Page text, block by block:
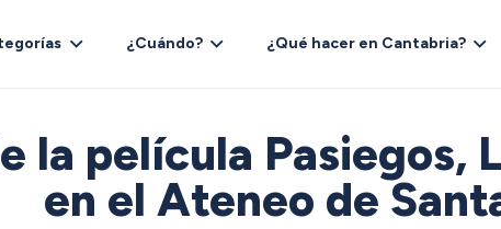
¿Cuándo? ¿Qué hacer en Cantabria?
la película Pasiegos,
en el Ateneo de